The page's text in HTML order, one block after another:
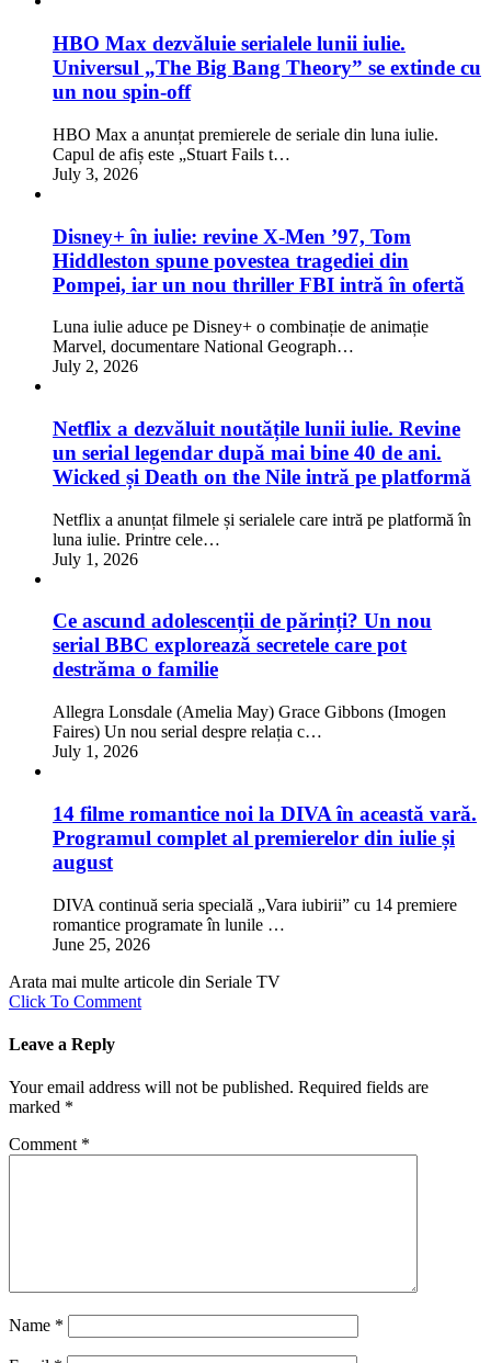
HBO Max dezvăluie serialele lunii iulie.
Universul „The Big Bang Theory” se extinde cu
un nou spin-off
HBO Max a anunțat premierele de seriale din luna iulie.
Capul de afiș este „Stuart Fails t…
July 3, 2026
Disney+ în iulie: revine X-Men ’97, Tom
Hiddleston spune povestea tragediei din
Pompei, iar un nou thriller FBI intră în ofertă
Luna iulie aduce pe Disney+ o combinație de animație
Marvel, documentare National Geograph…
July 2, 2026
Netflix a dezvăluit noutățile lunii iulie. Revine
un serial legendar după mai bine 40 de ani.
Wicked și Death on the Nile intră pe platformă
Netflix a anunțat filmele și serialele care intră pe platformă în
luna iulie. Printre cele…
July 1, 2026
Ce ascund adolescenții de părinți? Un nou
serial BBC explorează secretele care pot
destrăma o familie
Allegra Lonsdale (Amelia May) Grace Gibbons (Imogen
Faires) Un nou serial despre relația c…
July 1, 2026
14 filme romantice noi la DIVA în această vară.
Programul complet al premierelor din iulie și
august
DIVA continuă seria specială „Vara iubirii” cu 14 premiere
romantice programate în lunile …
June 25, 2026
Arata mai multe articole din Seriale TV
Click To Comment
Leave a Reply
Your email address will not be published. Required fields are
marked *
Comment *
Name *